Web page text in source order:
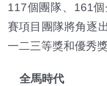
117個團隊、161
賽項目團隊將角逐
一二三等獎和優秀
全馬時代